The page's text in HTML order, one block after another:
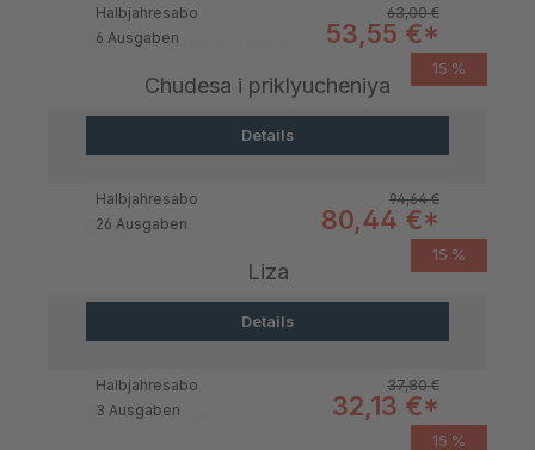
15 %
Halbjahresabo Regulärer Preis:
63,00 €
6 Ausgaben
Verkaufspreis:
53,55 €*
Chudesa i priklyucheniya
Details
15 %
Halbjahresabo Regulärer Preis:
94,64 €
26 Ausgaben
Verkaufspreis:
80,44 €*
Liza
Details
15 %
Halbjahresabo Regulärer Preis:
37,80 €
3 Ausgaben
Verkaufspreis:
32,13 €*